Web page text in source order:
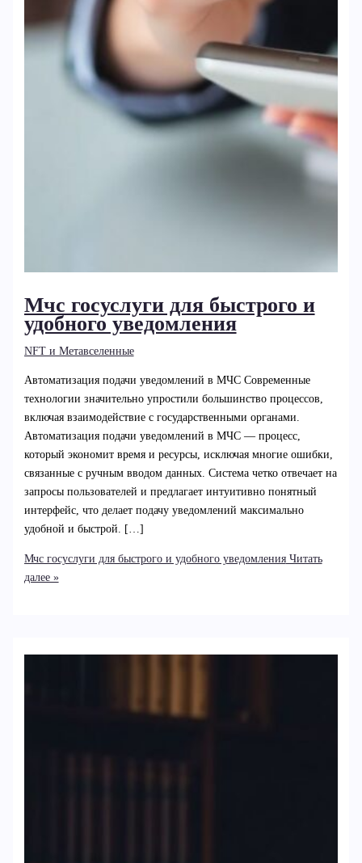
Мчс госуслуги для быстрого и
удобного уведомления
NFT и Метавселенные
Автоматизация подачи уведомлений в МЧС Современные
технологии значительно упростили большинство процессов,
включая взаимодействие с государственными органами.
Автоматизация подачи уведомлений в МЧС — процесс,
который экономит время и ресурсы, исключая многие ошибки,
связанные с ручным вводом данных. Система четко отвечает на
запросы пользователей и предлагает интуитивно понятный
интерфейс, что делает подачу уведомлений максимально
удобной и быстрой. […]
Мчс госуслуги для быстрого и удобного уведомленияЧитать
далее »